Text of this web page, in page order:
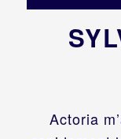
Actoria